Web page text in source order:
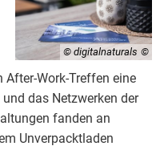
© digitalnaturals
Work-Treffen eine
das Netzwerken der
fanden an
Unverpacktladen